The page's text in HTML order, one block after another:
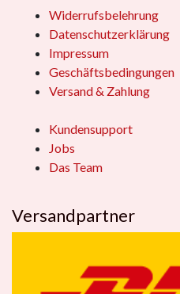
Widerrufsbelehrung
Datenschutzerklärung
Impressum
Geschäftsbedingungen
Versand & Zahlung
Kundensupport
Jobs
Das Team
Versandpartner